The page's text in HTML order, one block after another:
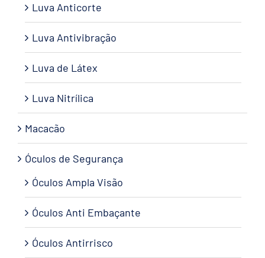
Luva Anticorte
Luva Antivibração
Luva de Látex
Luva Nitrílica
Macacão
Óculos de Segurança
Óculos Ampla Visão
Óculos Anti Embaçante
Óculos Antirrisco